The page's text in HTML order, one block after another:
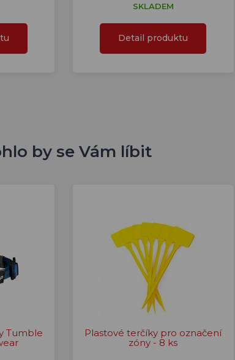
SKLADEM
Detail produktu
by se Vám líbit
Tumble
Plastové terčíky pro označení
zóny - 8 ks